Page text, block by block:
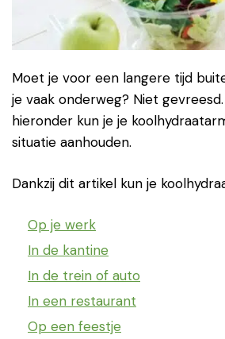
Moet je voor een langere tijd
je vaak onderweg? Niet
hieronder kun je je
situatie aanhouden.
Dankzij dit artikel kun je
Op je werk
In de kantine
In de trein of auto
In een restaurant
Op een feestje